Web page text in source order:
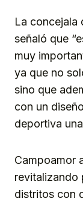
La concejala
señaló que
muy
ya que no
sino que
con un
deportiva
Campoamor
revitalizando
distritos con